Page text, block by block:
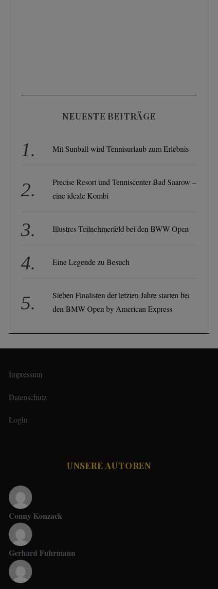
NEUESTE BEITRÄGE
Mit Sunball wird Tennisurlaub zum Erlebnis
Precise Resort und Tenniscenter Bad Saarow –
eine ideale Kombi
Illustres Teilnehmerfeld bei den BWW Open
Eine Legende zu Besuch
Sieben Finalisten der letzten Jahre starten bei
den BMW Open by American Express
Impressum
Datenschutz
Login
UNSERE AUTOREN
Conny Konzack
Gerhard Fuhrmann